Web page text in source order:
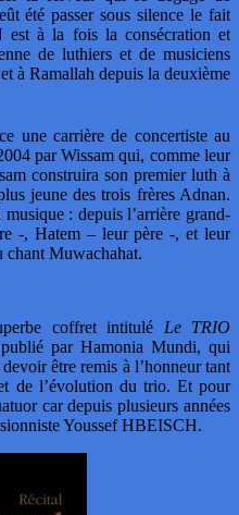
été passer sous silence le fait
à la fois la consécration et
de luthiers et de musiciens
à Ramallah depuis la deuxième
une carrière de concertiste au
par Wissam qui, comme leur
construira son premier luth à
jeune des trois frères Adnan.
: depuis l’arrière grand-
-, Hatem – leur père -, et leur
chant Muwachahat.
coffret intitulé Le TRIO
par Hamonia Mundi, qui
être remis à l’honneur tant
de l’évolution du trio. Et pour
car depuis plusieurs années
Youssef HBEISCH.